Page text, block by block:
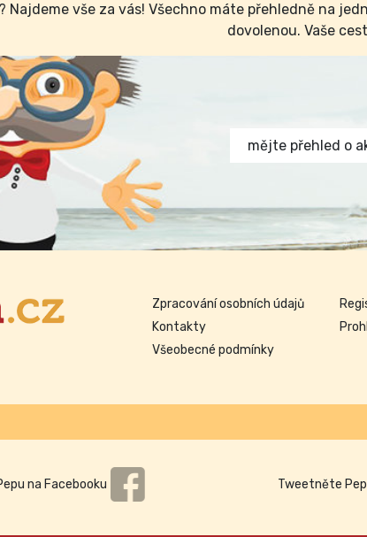
Najdeme vše za vás! Všechno máte přehledně na
dovolenou. Vaše
mějte přehled o
Zpracování osobních údajů
Kontakty
Všeobecné podmínky
na Facebooku Tweetněte